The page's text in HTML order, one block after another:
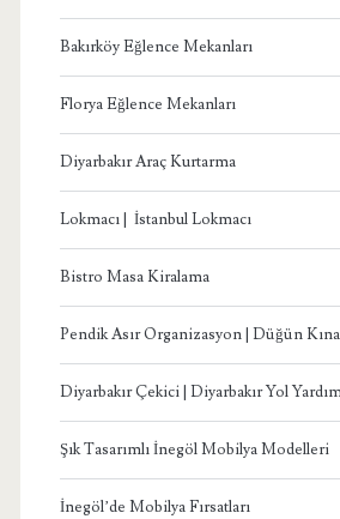
Bakırköy Eğlence Mekanları
Florya Eğlence Mekanları
Diyarbakır Araç Kurtarma
Lokmacı | İstanbul Lokmacı
Bistro Masa Kiralama
Pendik Asır Organizasyon | Düğün Kına
Diyarbakır Çekici | Diyarbakır Yol
Şık Tasarımlı İnegöl Mobilya Modelleri
İnegöl’de Mobilya Fırsatları